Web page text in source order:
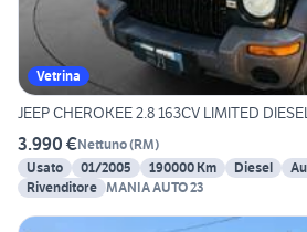
Vetrina
JEEP CHEROKEE 2.8 163CV LIMITED
3.990 €Nettuno(RM)
Usato
01/2005 190000 Km Diesel
Rivenditore MANIA AUTO 23